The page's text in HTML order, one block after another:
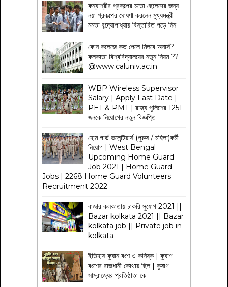
কন্যাশ্রীর প্রকল্পের মতো ছেলেদের জন্য
নয়া প্রকল্পের ঘোষণা করলেন মুখ্যমন্ত্রী
মমতা বন্দ্যোপাধ্যায় বিস্তারিত পড়ে নিন
কোন কলেজে কত পেলে মিলবে অনার্স?
কলকাতা বিশ্ববিদ্যালয়ের নতুন নিয়ম??
@www.caluniv.ac.in
WBP Wireless Supervisor
Salary | Apply Last Date |
PET & PMT | রাজ্য পুলিশের 1251
জনকে নিয়োগের নতুন বিজ্ঞপ্তি
হোম গার্ড ভলেন্টিয়ার্স (পুরুষ / মহিলা)কর্মী
নিয়োগ | West Bengal
Upcoming Home Guard
Job 2021 | Home Guard
Jobs | 2268 Home Guard Volunteers
Recruitment 2022
বাজার কলকাতায় চাকরি সুযোগ 2021 ||
Bazar kolkata 2021 || Bazar
kolkata job || Private job in
kolkata
ইতিহাস কুষান বংশ ও কনিষ্ক | কুষাণ
বংশের রাজধানী কোথায় ছিল | কুষাণ
সাম্রাজ্যের প্রতিষ্ঠাতা কে